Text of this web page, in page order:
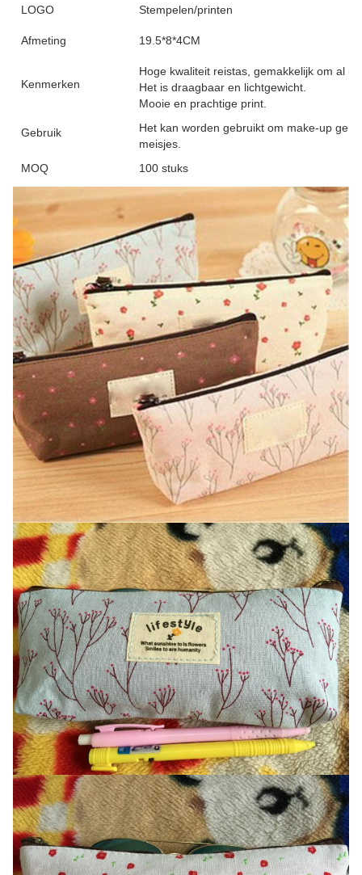
LOGO Stempelen/printen
Afmeting 19.5*8*4CM
Kenmerken
Hoge kwaliteit reistas, gemakkelijk om al
Het is draagbaar en lichtgewicht.
Mooie en prachtige print.
Gebruik
Het kan worden gebruikt om make-up
meisjes.
MOQ
100 stuks